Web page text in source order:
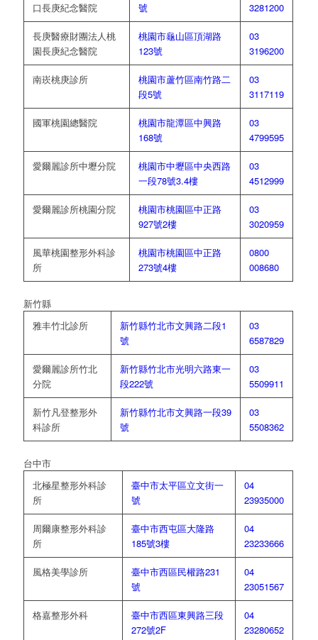
口長庚紀念醫院
號
3281200
長庚醫療財團法人桃
園長庚紀念醫院
桃園市龜山區頂湖路
123號
03
3196200
南崁桃庚診所
桃園市蘆竹區南竹路二
段5號
03
3117119
國軍桃園總醫院
桃園市龍潭區中興路
168號
03
4799595
愛爾麗診所中壢分院
桃園市中壢區中央西路
一段78號3.4樓
03
4512999
愛爾麗診所桃園分院
桃園市桃園區中正路
927號2樓
03
3020959
風華桃園整形外科診
所
桃園市桃園區中正路
273號4樓
0800
008680
新竹縣
雅丰竹北診所
新竹縣竹北市文興路二段1
號
03
6587829
愛爾麗診所竹北
分院
新竹縣竹北市光明六路東一
段222號
03
5509911
新竹凡登整形外
科診所
新竹縣竹北市文興路一段39
號
03
5508362
台中市
北極星整形外科診
所
臺中市太平區立文街一
號
04
23935000
周爾康整形外科診
所
臺中市西屯區大隆路
185號3樓
04
23233666
風格美學診所
臺中市西區民權路231
號
04
23051567
格嘉整形外科
臺中市西區東興路三段
272號2F
04
23280652